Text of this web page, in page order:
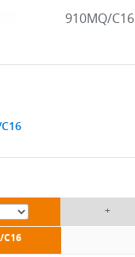
910MQ/C16
+
C16